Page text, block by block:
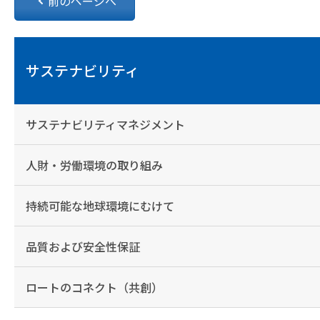
サステナビリティ
サステナビリティマネジメント
人財・労働環境の取り組み
持続可能な地球環境にむけて
品質および安全性保証
ロートのコネクト（共創）